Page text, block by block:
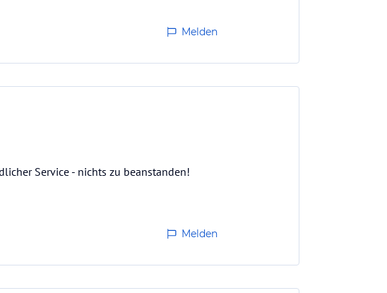
Melden
Service - nichts zu beanstanden!
Melden